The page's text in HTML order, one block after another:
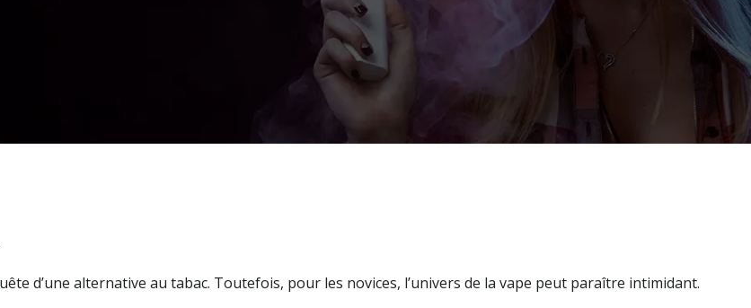
d’une alternative au tabac. Toutefois, pour les novices, l’univers de la vape peut paraître intimidant.